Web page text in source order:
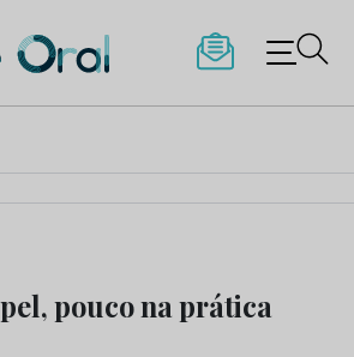
pouco na prática